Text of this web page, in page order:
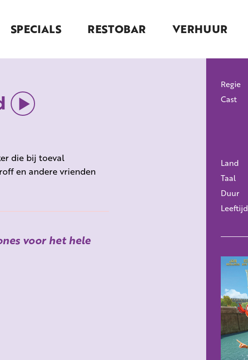
SPECIALS RESTOBAR VERHUUR
die bij toeval
en andere vrienden
voor het hele
Regie
Cast
Land
Taal
Duur
Leeftijd